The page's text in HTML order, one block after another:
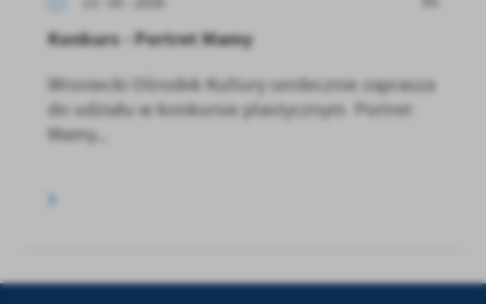
Konkurs - Portret Mamy
Wroniecki Ośrodek Kultury serdecznie zaprasza
do udziału w konkursie plastycznym Portret
Mamy...